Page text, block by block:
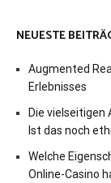
NEUESTE
Augmented
Erlebnisses
Die vielseitigen
Ist das noch
Welche
Online-Casino